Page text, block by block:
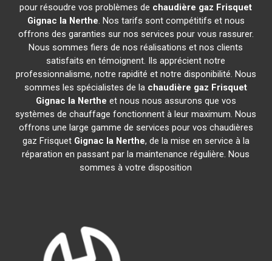
pour résoudre vos problèmes de chaudière gaz Frisquet
Gignac la Nerthe. Nos tarifs sont compétitifs et nous
offrons des garanties sur nos services pour vous rassurer.
Nous sommes fiers de nos réalisations et nos clients
satisfaits en témoignent. Ils apprécient notre
professionnalisme, notre rapidité et notre disponibilité. Nous
sommes les spécialistes de la chaudière gaz Frisquet
Gignac la Nerthe et nous nous assurons que vos
systèmes de chauffage fonctionnent à leur maximum. Nous
offrons une large gamme de services pour vos chaudières
gaz Frisquet Gignac la Nerthe, de la mise en service à la
réparation en passant par la maintenance régulière. Nous
sommes à votre disposition